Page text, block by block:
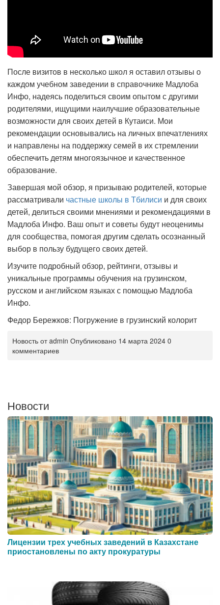
После визитов в несколько школ я оставил отзывы о
каждом учебном заведении в справочнике Мадлоба
Инфо, надеясь поделиться своим опытом с другими
родителями, ищущими наилучшие образовательные
возможности для своих детей в Кутаиси. Мои
рекомендации основывались на личных впечатлениях
и направлены на поддержку семей в их стремлении
обеспечить детям многоязычное и качественное
образование.
Завершая мой обзор, я призываю родителей, которые
рассматривали частные школы в Тбилиси и для своих
детей, делиться своими мнениями и рекомендациями в
Мадлоба Инфо. Ваш опыт и советы будут неоценимы
для сообщества, помогая другим сделать осознанный
выбор в пользу будущего своих детей.
Изучите подробный обзор, рейтинги, отзывы и
уникальные программы обучения на грузинском,
русском и английском языках с помощью Мадлоба
Инфо.
Федор Бережков: Погружение в грузинский колорит
Новость от admin Опубликовано 14 марта 2024 0
комментариев
Новости
Лицензии трех учебных заведений в Казахстане
приостановлены по акту прокуратуры